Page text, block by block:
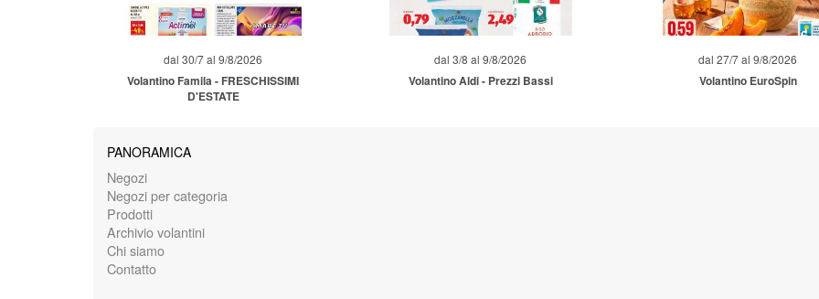
dal 30/7 al 9/8/2026
Volantino Famila - FRESCHISSIMI
D'ESTATE
dal 3/8 al 9/8/2026
Volantino Aldi - Prezzi Bassi
dal 27/7 al 9/8/2026
Volantino EuroSpin
PANORAMICA
Negozi
Negozi per categoria
Prodotti
Archivio volantini
Chi siamo
Contatto